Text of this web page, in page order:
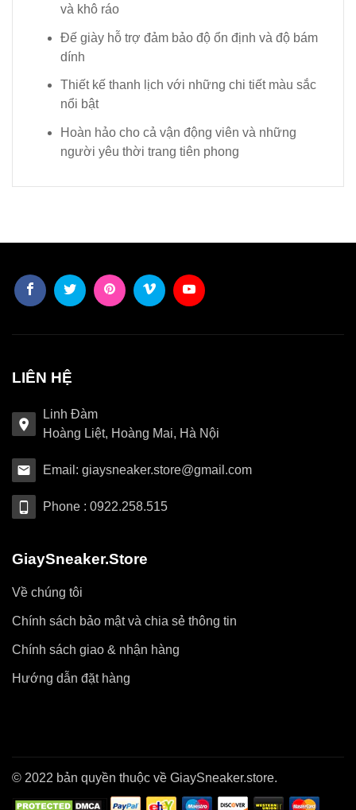
và khô ráo
Đế giày hỗ trợ đảm bảo độ ổn định và độ bám
dính
Thiết kế thanh lịch với những chi tiết màu sắc
nổi bật
Hoàn hảo cho cả vận động viên và những
người yêu thời trang tiên phong
LIÊN HỆ
Linh Đàm
Hoàng Liệt, Hoàng Mai, Hà Nội
Email: giaysneaker.store@gmail.com
Phone : 0922.258.515
GiaySneaker.Store
Về chúng tôi
Chính sách bảo mật và chia sẻ thông tin
Chính sách giao & nhận hàng
Hướng dẫn đặt hàng
© 2022 bản quyền thuộc về GiaySneaker.store.